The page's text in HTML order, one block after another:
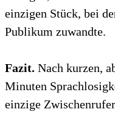
einzigen Stück, bei
Publikum zuwandte.
Fazit. Nach kurzen,
Minuten
einzige